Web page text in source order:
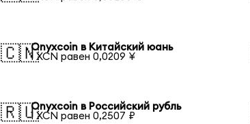
🇨🇳Onyxcoin в Китайский юань
1 XCN равен 0,0209 ¥
🇷🇺Onyxcoin в Российский рубль
1 XCN равен 0,2507 ₽